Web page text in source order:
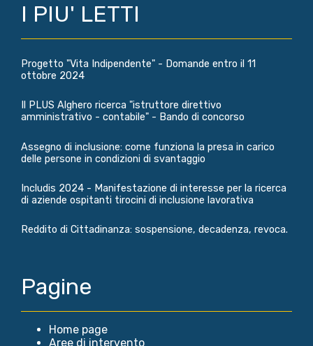
I PIU' LETTI
Progetto "Vita Indipendente" - Domande entro il 11
ottobre 2024
Il PLUS Alghero ricerca "istruttore direttivo
amministrativo - contabile" - Bando di concorso
Assegno di inclusione: come funziona la presa in carico
delle persone in condizioni di svantaggio
Includis 2024 - Manifestazione di interesse per la ricerca
di aziende ospitanti tirocini di inclusione lavorativa
Reddito di Cittadinanza: sospensione, decadenza, revoca.
Pagine
Home page
Aree di intervento